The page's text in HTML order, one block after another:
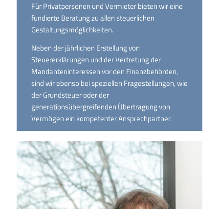
Für Privatpersonen und Vermieter bieten wir eine
fundierte Beratung zu allen steuerlichen
Gestaltungsmöglichkeiten.
Neben der jährlichen Erstellung von
Steuererklärungen und der Vertretung der
Mandanteninteressen vor den Finanzbehörden,
sind wir ebenso bei speziellen Fragestellungen, wie
der Grundsteuer oder der
generationsübergreifenden Übertragung von
Vermögen ein kompetenter Ansprechpartner.